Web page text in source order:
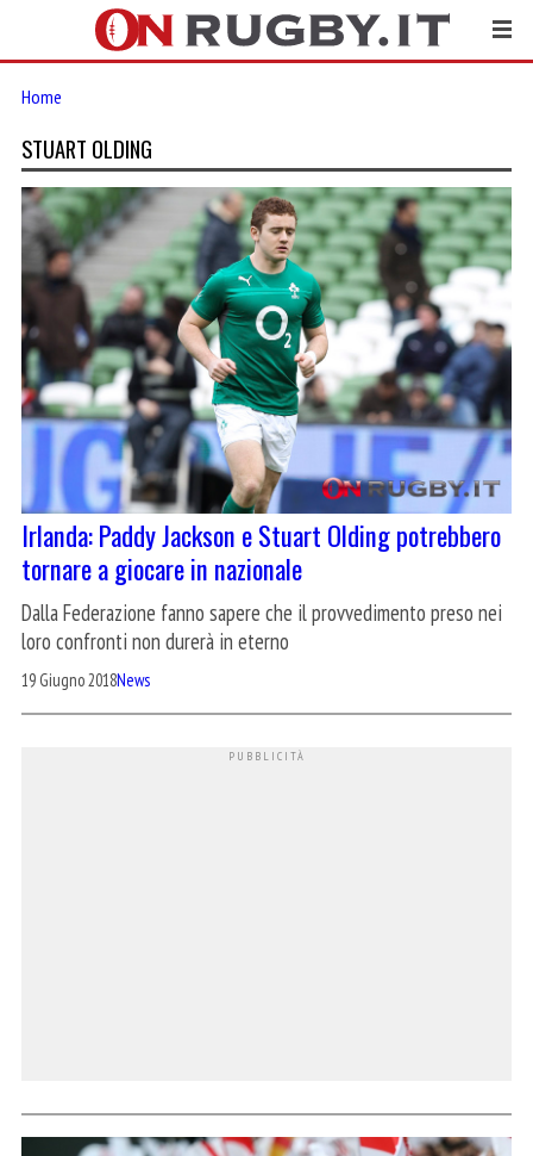
Home
STUART OLDING
Irlanda: Paddy Jackson e Stuart Olding potrebbero
tornare a giocare in nazionale
Dalla Federazione fanno sapere che il provvedimento preso nei
loro confronti non durerà in eterno
19 Giugno 2018News